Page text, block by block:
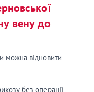
вену до
можна відновити
без операції